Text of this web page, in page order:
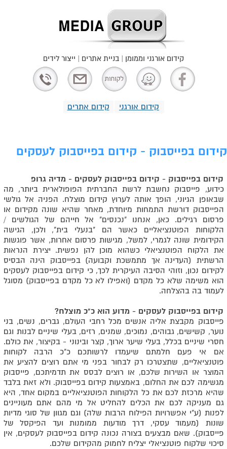
קידום אורגני קידום אתרים
קידום אורגני וממומן | בניית אתרים | ייצור לידים
קידום בפייסבוק - קידום בפייסבוק לעסקים
קידום בפייסבוק - קידום בפייסבוק לעסקים - מדיה גרופ
כידוע, פייסבוק נחשבת לרשת החברתית הפופולארית ביותר, מה
שבאופן הגיוני, הופך אותה לערוץ קידום מוצלח. הפניה אל גולשי
הפייסבוק דורשת התמחות מיוחדת, מאחר שהיא שונה מקידום או
פרסום רגילים. כאן, אנחנו "נכנסים" אל חייהם של הגולשים /
הלקוחות הפוטנציאליים כאשר הם "בנעלי בית", ולכן, הגישה
הקידומית שונה לגמרי, למשל, מגישות פרסום אחרות, אשר פוגשות
את הלקוח הפוטנציאלי כשהוא מוכן להן נפשית. יצירת הנראות
הרשתית (העדינה אך מתמשכת וקבועה) בפייסבוק הינה הבסיס
לקידום נכון, וזוהי הסיבה העיקרית לכך, כי קידום בפייסבוק לעסקים
הוא משימה שלא כל מקדם (ואפילו לא כל מקדם בפייסבוק) מסוגל
לעמוד בה בהצלחה.
קידום בפייסבוק לעסקים - מדוע הוא כ"כ מוצלח?
פייסבוק מקבצת אליה אנשים מכל רחבי העולם, גברים, נשים, בני
נוער, קשישים, גבוהים, נמוכים, שמנים, רזים, בעלי שיניים לבנות וגם
חסרי שיניים בכלל, בעלי שיער ארוך, קצר ובינוני - בקיצור, את כולם.
אם אי פעם חלמתם שיעמדו לרשותכם כ"כ הרבה לקוחות
פוטנציאליים, שתצטרכו רק לבחור בפני מי אתם רוצים להציע את
המוצר או השירות שלכם, או רוצים לבסס את תדמיתכם, פייסבוק
מגשימה לכם את החלום, באמצעות קידום בפייסבוק. ולא זאת בלבד
שהיא מרכזת לכם את כל הלקוחות הפוטנציאליים במקום אחד, היא
גם מעניקה לכם את הכלים להחליט אל מי מהם אתם מעוניינים
לפנות (ע"י אפשרויות הפילוח הרבות שלה) וגם מגוון של סוגי מדיות
שונות (מעמוד עסקי, דרך מודעות ממומנות ועד הפיקסל של
פייסבוק). שאם מבצעים בצורה נכונה קידום בפייסבוק לעסקים, אין
סיכוי שלקוח פוטנציאלי יצליח לחמוק מהקידום שלכם.